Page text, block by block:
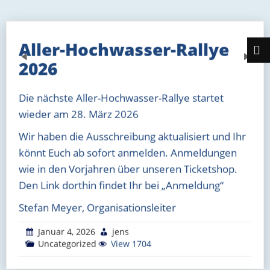
Aller-Hochwasser-Rallye
2026
Die nächste Aller-Hochwasser-Rallye startet
wieder am 28. März 2026
Wir haben die Ausschreibung aktualisiert und Ihr
könnt Euch ab sofort anmelden. Anmeldungen
wie in den Vorjahren über unseren Ticketshop.
Den Link dorthin findet Ihr bei „Anmeldung“
Stefan Meyer, Organisationsleiter
Januar 4, 2026
jens
Uncategorized
View 1704
Previous Next